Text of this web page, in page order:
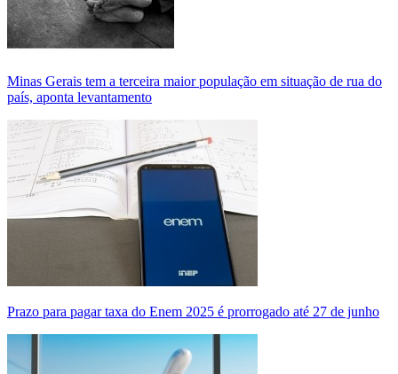
Minas Gerais tem a terceira maior população em situação de rua do
país, aponta levantamento
Prazo para pagar taxa do Enem 2025 é prorrogado até 27 de junho